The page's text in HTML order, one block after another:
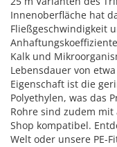
Innenoberfläche hat
Fließgeschwindigkeit
Kalk und
Lebensdauer von
Eigenschaft ist die
Polyethylen, was das
Rohre sind zudem
Shop kompatibel.
Welt oder unsere PE-